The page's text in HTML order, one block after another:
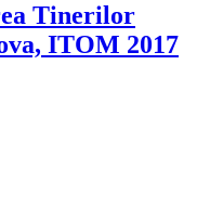
Tinerilor
ITOM 2017